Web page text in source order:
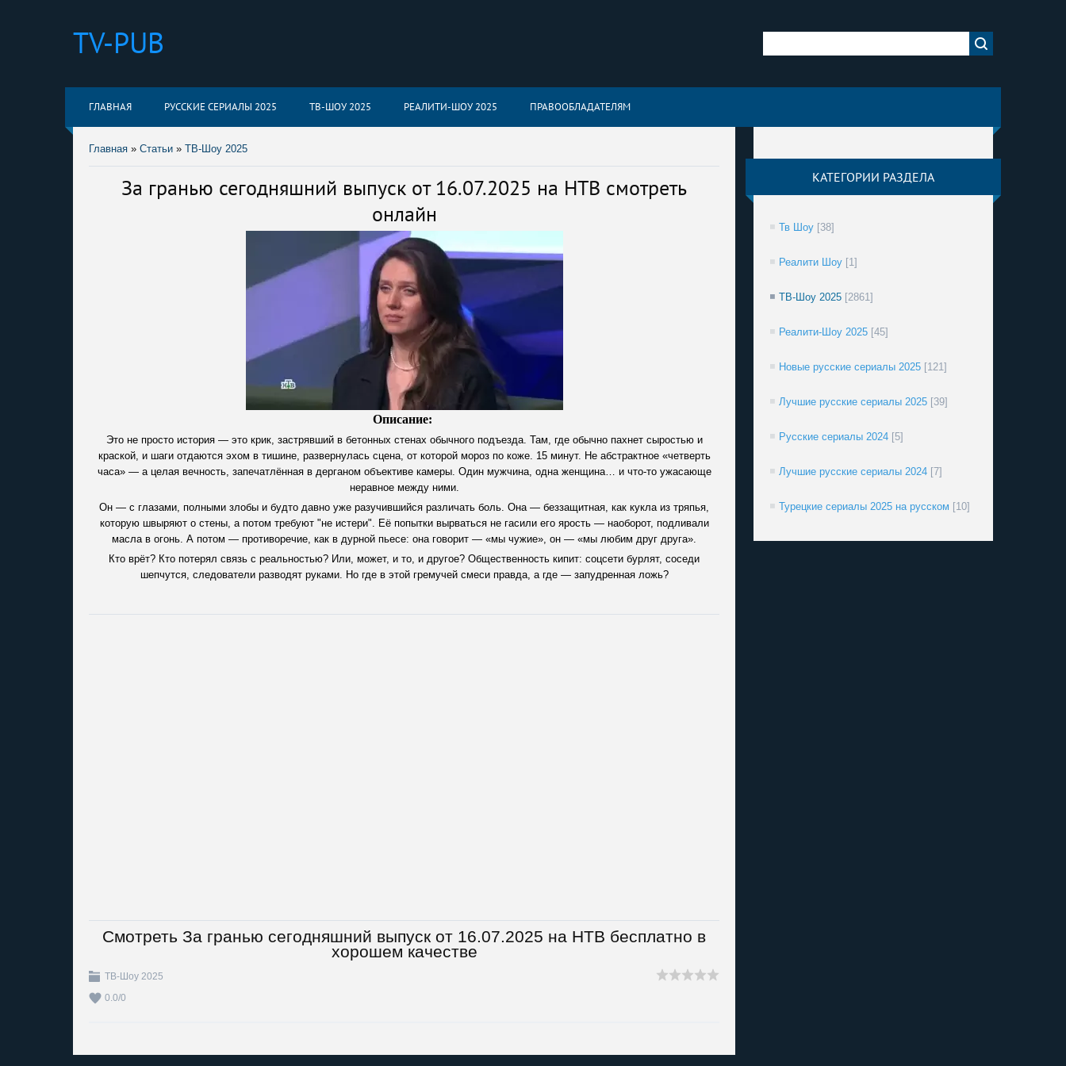
TV-PUB
ГЛАВНАЯ РУССКИЕ СЕРИАЛЫ 2025 ТВ-ШОУ 2025 РЕАЛИТИ-ШОУ 2025 ПРАВООБЛАДАТЕЛЯМ
Главная » Статьи » ТВ-Шоу 2025
За гранью сегодняшний выпуск от 16.07.2025 на НТВ смотреть
онлайн
Описание:
Это не просто история — это крик, застрявший в бетонных стенах обычного подъезда. Там, где обычно пахнет сыростью и
краской, и шаги отдаются эхом в тишине, развернулась сцена, от которой мороз по коже. 15 минут. Не абстрактное «четверть
часа» — а целая вечность, запечатлённая в дерганом объективе камеры. Один мужчина, одна женщина… и что-то ужасающе
неравное между ними.
Он — с глазами, полными злобы и будто давно уже разучившийся различать боль. Она — беззащитная, как кукла из тряпья,
которую швыряют о стены, а потом требуют "не истери". Её попытки вырваться не гасили его ярость — наоборот, подливали
масла в огонь. А потом — противоречие, как в дурной пьесе: она говорит — «мы чужие», он — «мы любим друг друга».
Кто врёт? Кто потерял связь с реальностью? Или, может, и то, и другое? Общественность кипит: соцсети бурлят, соседи
шепчутся, следователи разводят руками. Но где в этой гремучей смеси правда, а где — запудренная ложь?
Смотреть За гранью сегодняшний выпуск от 16.07.2025 на НТВ бесплатно в
хорошем качестве
ТВ-Шоу 2025
0.0/0
КАТЕГОРИИ РАЗДЕЛА
Тв Шоу [38]
Реалити Шоу [1]
ТВ-Шоу 2025 [2861]
Реалити-Шоу 2025 [45]
Новые русские сериалы 2025 [121]
Лучшие русские сериалы 2025 [39]
Русские сериалы 2024 [5]
Лучшие русские сериалы 2024 [7]
Турецкие сериалы 2025 на русском [10]